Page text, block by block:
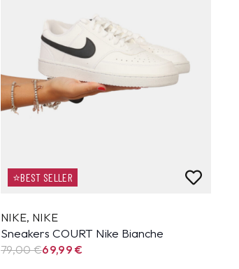
⭐BEST SELLER
NIKE, NIKE
Sneakers COURT Nike Bianche
79,00 €69,99€